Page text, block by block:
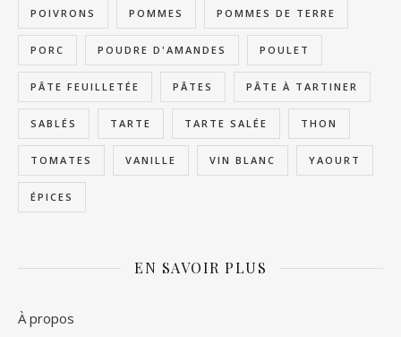
POIVRONS POMMES POMMES DE TERRE
PORC POUDRE D'AMANDES POULET
PÂTE FEUILLETÉE PÂTES PÂTE À TARTINER
SABLÉS TARTE TARTE SALÉE THON
TOMATES VANILLE VIN BLANC YAOURT
ÉPICES
EN SAVOIR PLUS
À propos